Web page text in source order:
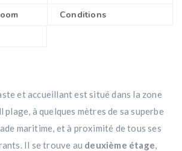
Conditions
et accueillant est situé dans la zone
à quelques mètres de sa superbe
maritime, et à proximité de tous ses
Il se trouve au deuxième étage,